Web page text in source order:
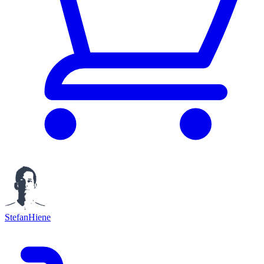
StefanHiene